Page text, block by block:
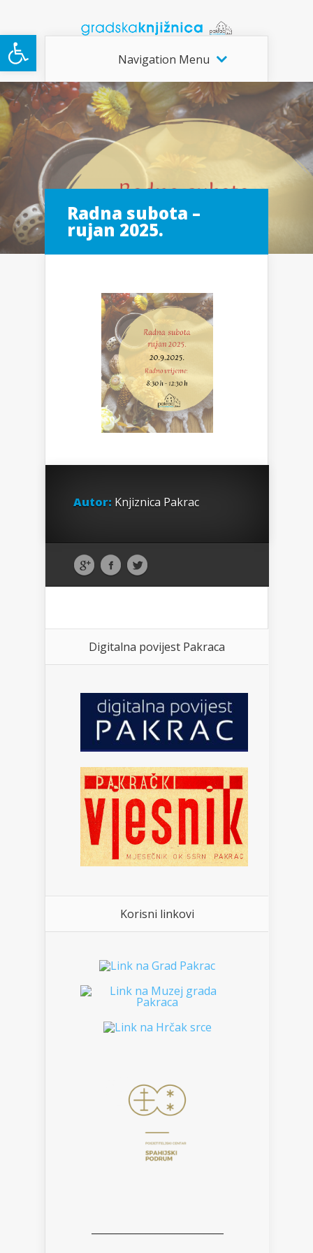
Open toolbar
Navigation Menu
Radna subota –
rujan 2025.
Autor: Knjiznica Pakrac
Digitalna povijest Pakraca
Korisni linkovi